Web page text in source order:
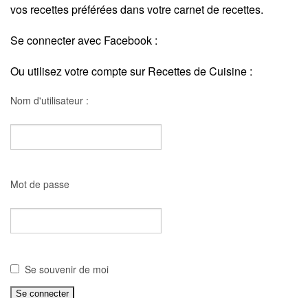
vos recettes préférées dans votre carnet de recettes.
Se connecter avec Facebook :
Ou utilisez votre compte sur Recettes de Cuisine :
Nom d'utilisateur :
Mot de passe
Se souvenir de moi